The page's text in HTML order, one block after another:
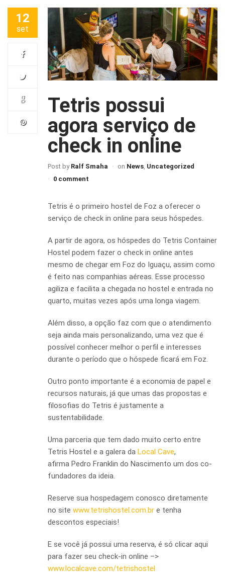
12
set
Tetris possui
agora serviço de
check in online
Post by Ralf Smaha on News Uncategorized
0 comment
Tetris é o primeiro hostel de Foz a oferecer o
serviço de check in online para seus hóspedes.
A partir de agora, os hóspedes do Tetris Container
Hostel podem fazer o check in online antes
mesmo de chegar em Foz do Iguaçu, assim como
é feito nas companhias aéreas. Esse processo
agiliza e facilita a chegada no hostel e entrada no
quarto, muitas vezes após uma longa viagem.
Além disso, a opção faz com que o atendimento
seja ainda mais personalizando, uma vez que é
possível conhecer melhor o perfil e interesses
durante o período que o hóspede ficará em Foz.
Outro ponto importante é a economia de papel e
recursos naturais, já que umas das propostas e
filosofias do Tetris é justamente a
sustentabilidade.
Uma parceria que tem dado muito certo entre
Tetris Hostel e a galera da Local Cave,
afirma Pedro Franklin do Nascimento um dos co-
fundadores da ideia.
Reserve sua hospedagem conosco diretamente
no site www.tetrishostel.com.br e tenha
descontos especiais!
E se você já possui uma reserva, é só clicar aqui
para fazer seu check-in online –>
www.localcave.com/tetrishostel